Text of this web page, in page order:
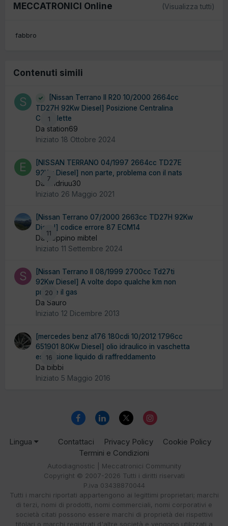
MECCATRONICI Online (Visualizza tutti)
fabbro
Contenuti simili
1
[Nissan Terrano II R20 10/2000 2664cc
TD27H 92Kw Diesel] Posizione Centralina
Candelette
Da station69
Iniziato 18 Ottobre 2024
7
[NISSAN TERRANO 04/1997 2664cc TD27E
92Kw Diesel] non parte, problema con il nats
Da endriuu30
Iniziato 26 Maggio 2021
11
[Nissan Terrano 07/2000 2663cc TD27H 92Kw
Diesel] codice errore 87 ECM14
Da peppino mibtel
Iniziato 11 Settembre 2024
20
[Nissan Terrano II 08/1999 2700cc Td27ti
92Kw Diesel] A volte dopo qualche km non
prende il gas
Da Sauro
Iniziato 12 Dicembre 2013
16
[mercedes benz a176 180cdi 10/2012 1796cc
651901 80Kw Diesel] olio idraulico in vaschetta
espansione liquido di raffreddamento
Da bibbi
Iniziato 5 Maggio 2016
Lingua Contattaci Privacy Policy
Cookie Policy
Termini e Condizioni
Autodiagnostic | Meccatronici Community
Copyright © 2007-2026 Tutti i diritti riservati
P.iva 03438870044
Tutti i marchi riportati appartengono ai legittimi proprietari; marchi
di terzi, nomi di prodotti, nomi commerciali, nomi corporativi e
società citati possono essere marchi di proprietà dei rispettivi
titolari o marchi registrati d'altre società e vengono utilizzati a